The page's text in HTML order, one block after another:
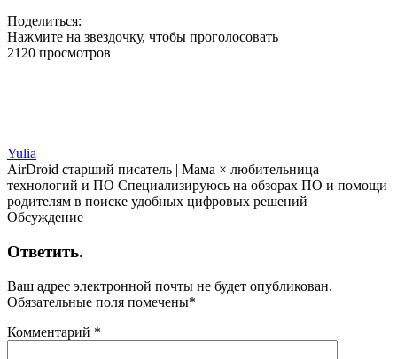
Поделиться:
Нажмите на звездочку, чтобы проголосовать
2120 просмотров
Yulia
AirDroid старший писатель | Мама × любительница
технологий и ПО Специализируюсь на обзорах ПО и помощи
родителям в поиске удобных цифровых решений
Обсуждение
Ответить.
Ваш адрес электронной почты не будет опубликован.
Обязательные поля помечены*
Комментарий *